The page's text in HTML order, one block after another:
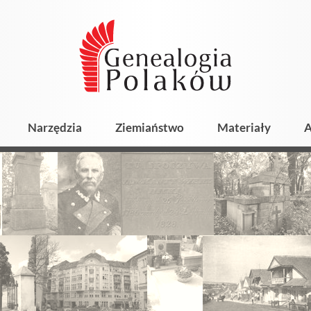
Narzędzia Ziemiaństwo Materiały